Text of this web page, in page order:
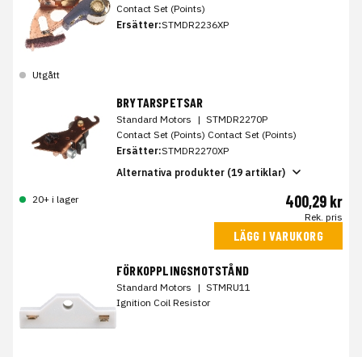
Contact Set (Points)
Ersätter:STMDR2236XP
Utgått
BRYTARSPETSAR
Standard Motors | STMDR2270P
Contact Set (Points) Contact Set (Points)
Ersätter:STMDR2270XP
Alternativa produkter (19 artiklar)
20+ i lager 400,29 kr
Rek. pris
LÄGG I VARUKORG
FÖRKOPPLINGSMOTSTÅND
Standard Motors | STMRU11
Ignition Coil Resistor